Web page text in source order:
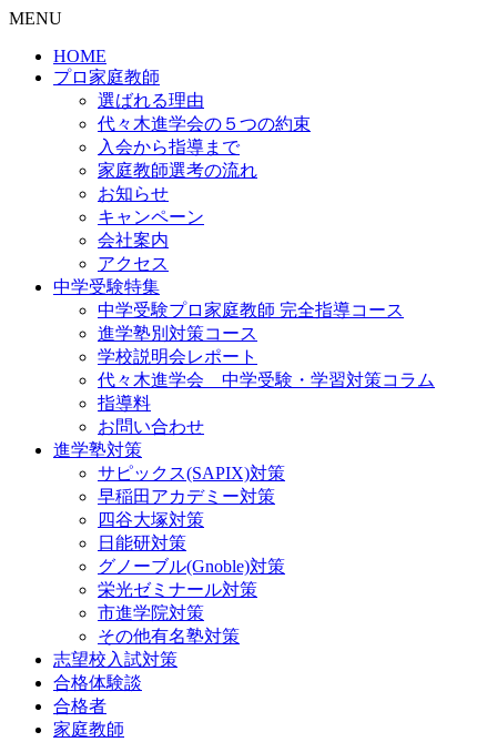
MENU
HOME
プロ家庭教師
選ばれる理由
代々木進学会の５つの約束
入会から指導まで
家庭教師選考の流れ
お知らせ
キャンペーン
会社案内
アクセス
中学受験特集
中学受験プロ家庭教師 完全指導コース
進学塾別対策コース
学校説明会レポート
代々木進学会 中学受験・学習対策コラム
指導料
お問い合わせ
進学塾対策
サピックス(SAPIX)対策
早稲田アカデミー対策
四谷大塚対策
日能研対策
グノーブル(Gnoble)対策
栄光ゼミナール対策
市進学院対策
その他有名塾対策
志望校入試対策
合格体験談
合格者
家庭教師